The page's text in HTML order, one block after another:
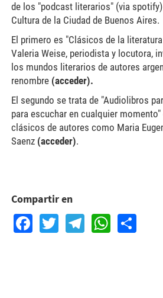
de los "podcast literarios" (via
Cultura de la Ciudad de Buenos Aires.
El primero es "Clásicos de la literatura
Valeria Weise, periodista y locutora,
los mundos literarios de autores
renombre (acceder).
El segundo se trata de "Audiolibros
para escuchar en cualquier
clásicos de autores como Maria
Saenz (acceder).
Compartir en
Facebook
TwitterTelegram